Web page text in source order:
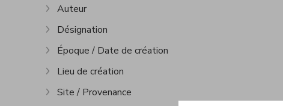
Show more
Auteur
Show more
Désignation
Show more
Époque / Date de création
Show more
Lieu de création
Show more
Site / Provenance